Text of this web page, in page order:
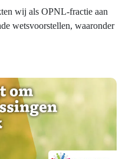
wij als OPNL-fractie aan
wetsvoorstellen, waaronder